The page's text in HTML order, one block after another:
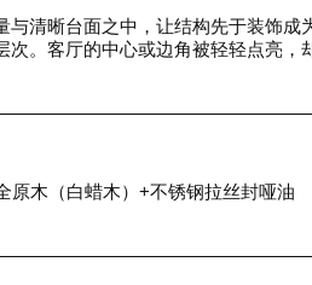
与清晰台面之中，让结构先于装饰成
。客厅的中心或边角被轻轻点亮，
原木（白蜡木）+不锈钢拉丝封哑油